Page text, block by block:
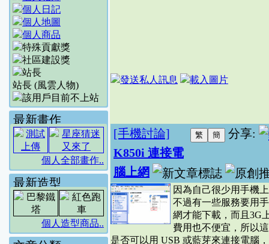
站長 (風雲人物)
最新畫作
個人全部畫作..
最新造型
個人造型商品..
分享:
[手機討論]
K850i 連接電
腦上網
因為自己很少用手機
不過有一些服務要用
網才能下載，而且3G
費用也不便宜，所以
是否可以用 USB 或藍芽來連接電腦